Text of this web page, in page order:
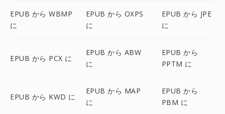
EPUB から WBMP
に
EPUB から OXPS
に
EPUB から JPE
に
EPUB から PCX に
EPUB から ABW
に
EPUB から
PPTM に
EPUB から KWD に
EPUB から MAP
に
EPUB から
PBM に